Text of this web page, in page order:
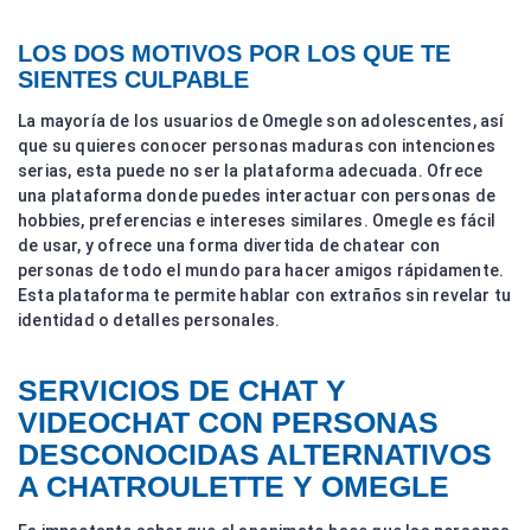
LOS DOS MOTIVOS POR LOS QUE TE
SIENTES CULPABLE
La mayoría de los usuarios de Omegle son adolescentes, así
que su quieres conocer personas maduras con intenciones
serias, esta puede no ser la plataforma adecuada. Ofrece
una plataforma donde puedes interactuar con personas de
hobbies, preferencias e intereses similares. Omegle es fácil
de usar, y ofrece una forma divertida de chatear con
personas de todo el mundo para hacer amigos rápidamente.
Esta plataforma te permite hablar con extraños sin revelar tu
identidad o detalles personales.
SERVICIOS DE CHAT Y
VIDEOCHAT CON PERSONAS
DESCONOCIDAS ALTERNATIVOS
A CHATROULETTE Y OMEGLE